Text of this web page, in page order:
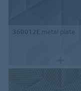
360012E metal plate